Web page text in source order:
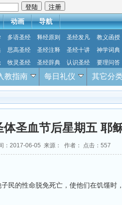
动画 导航
多语圣经 释经原则 圣经发凡 教义函授
思高圣经 圣经注释 圣经十讲 神学词典
牧灵圣经 圣经辞典 认识圣经 要理问答
教指南 每日礼仪 其它分
圣血节后星期五 耶
：2017-06-05 来源： 作者： 点击： 557
民的性命脱免死亡，使他们在饥馑时